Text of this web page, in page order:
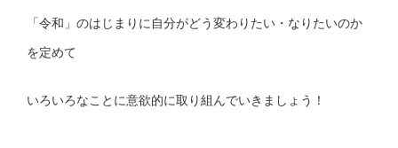
「令和」のはじまりに自分がどう変わりたい・なりたいのか
を定めて
いろいろなことに意欲的に取り組んでいきましょう！